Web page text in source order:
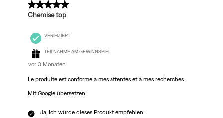
5 von 5 Sternen.
Chemise top
VERIFIZIERT
TEILNAHME AM GEWINNSPIEL
vor 3 Monaten
Le produite est conforme à mes attentes et à mes recherches
Mit Google übersetzen
Ja, Ich würde dieses Produkt empfehlen.